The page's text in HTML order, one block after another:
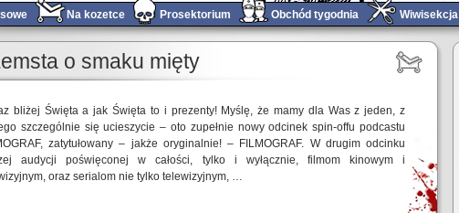
Na kozetce Prosektorium Obchód tygodnia Wiwisekcja
o smaku mięty
bliżej Święta a jak Święta to i prezenty! Myślę, że mamy dla Was z jeden, z
szczególnie się ucieszycie – oto zupełnie nowy odcinek spin-offu podcastu
zatytułowany – jakże oryginalnie! – FILMOGRAF. W drugim odcinku
audycji poświęconej w całości, tylko i wyłącznie, filmom kinowym i
oraz serialom nie tylko telewizyjnym, …